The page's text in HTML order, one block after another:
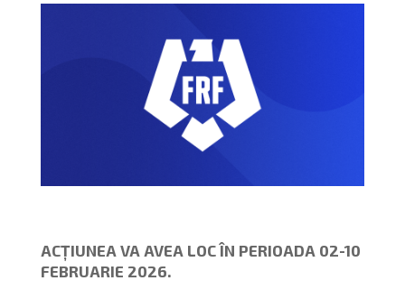
ACȚIUNEA VA AVEA LOC ÎN PERIOADA 02-10
FEBRUARIE 2026.